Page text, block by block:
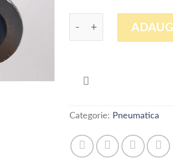
Cantitate SUPORT
Categorie: Pneumatica